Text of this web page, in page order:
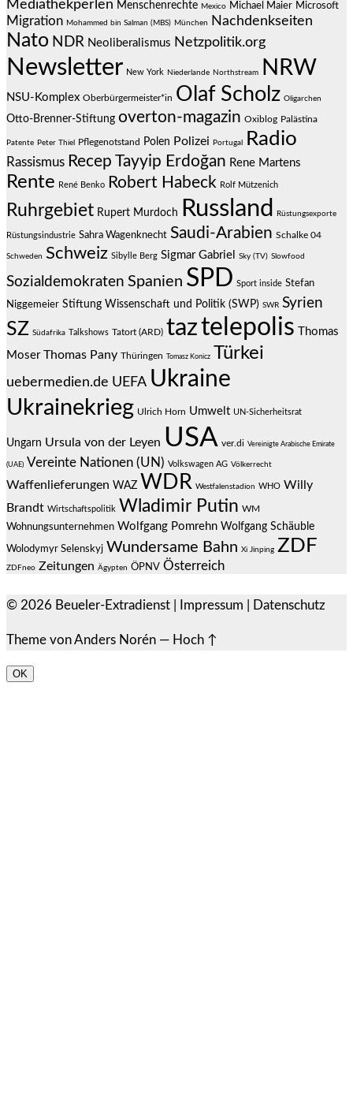
Mediathekperlen Menschenrechte Mexico Michael Maier Microsoft
Migration Mohammed bin Salman (MBS) München Nachdenkseiten
Nato NDR Neoliberalismus Netzpolitik.org
Newsletter New York Niederlande Northstream NRW
NSU-Komplex Oberbürgermeister*in Olaf Scholz Oligarchen
Otto-Brenner-Stiftung overton-magazin Oxiblog Palästina
Patente Peter Thiel Pflegenotstand Polen Polizei Portugal Radio
Rassismus Recep Tayyip Erdoğan Rene Martens
Rente René Benko Robert Habeck Rolf Mützenich
Ruhrgebiet Rupert Murdoch Russland Rüstungsexporte
Rüstungsindustrie Sahra Wagenknecht Saudi-Arabien Schalke 04
Schweden Schweiz Sibylle Berg Sigmar Gabriel Sky (TV) Slowfood
Sozialdemokraten Spanien SPD Sport inside Stefan
Niggemeier Stiftung Wissenschaft und Politik (SWP) SWR Syrien
SZ Südafrika Talkshows Tatort (ARD) taztelepolis
Thomas
Moser Thomas Pany Thüringen Tomasz Konicz Türkei
uebermedien.de UEFA Ukraine
Ukrainekrieg Ulrich Horn Umwelt UN-Sicherheitsrat
Ungarn Ursula von der Leyen USA ver.di Vereinigte Arabische Emirate
(UAE) Vereinte Nationen (UN) Volkswagen AG Völkerrecht
Waffenlieferungen WAZ WDR Westfalenstadion WHO Willy
Brandt Wirtschaftspolitik Wladimir Putin WM
Wohnungsunternehmen Wolfgang Pomrehn Wolfgang Schäuble
Wolodymyr Selenskyj Wundersame Bahn Xi Jinping ZDF
ZDFneo Zeitungen Ägypten ÖPNV Österreich
© 2026 Beueler-Extradienst Impressum Datenschutz
Theme vonAnders Norén — Hoch ↑
OK